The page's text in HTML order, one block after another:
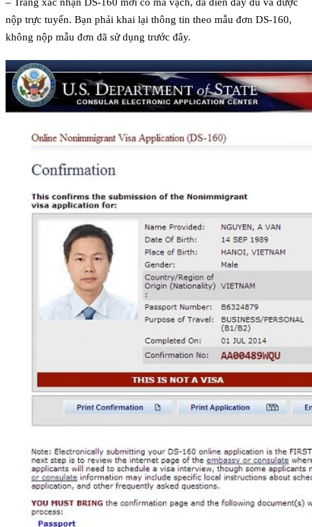
– Trang xác nhận DS-160 mới có mã vạch, đã điền đầy đủ và được
nộp trực tuyến. Bạn phải khai lại thông tin theo mẫu đơn DS-160,
không nộp mẫu đơn đã sử dụng trước đây.